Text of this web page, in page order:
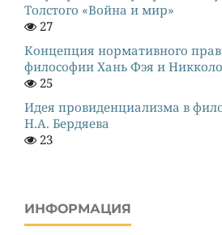
Толстого «Война и мир»
27
Концепция нормативного
философии Хань Фэя и
25
Идея провиденциализма в
Н.А. Бердяева
23
ИНФОРМАЦИЯ